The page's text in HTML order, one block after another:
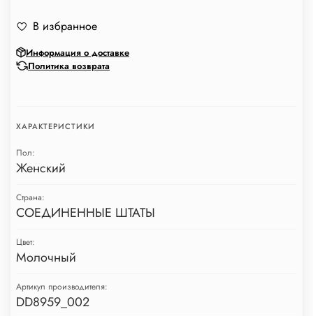
В избранное
Информация о доставке
Политика возврата
ХАРАКТЕРИСТИКИ
Пол:
Женский
Страна:
СОЕДИНЕННЫЕ ШТАТЫ
Цвет:
Молочный
Артикул производителя:
DD8959_002